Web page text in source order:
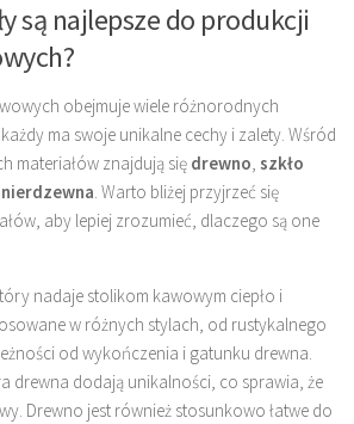
są najlepsze do produkcji
obejmuje wiele różnorodnych
ma swoje unikalne cechy i zalety. Wśród
materiałów znajdują się drewno, szkło
. Warto bliżej przyjrzeć się
aby lepiej zrozumieć, dlaczego są one
nadaje stolikom kawowym ciepło i
w różnych stylach, od rustykalnego
od wykończenia i gatunku drewna.
drewna dodają unikalności, co sprawia, że
Drewno jest również stosunkowo łatwe do